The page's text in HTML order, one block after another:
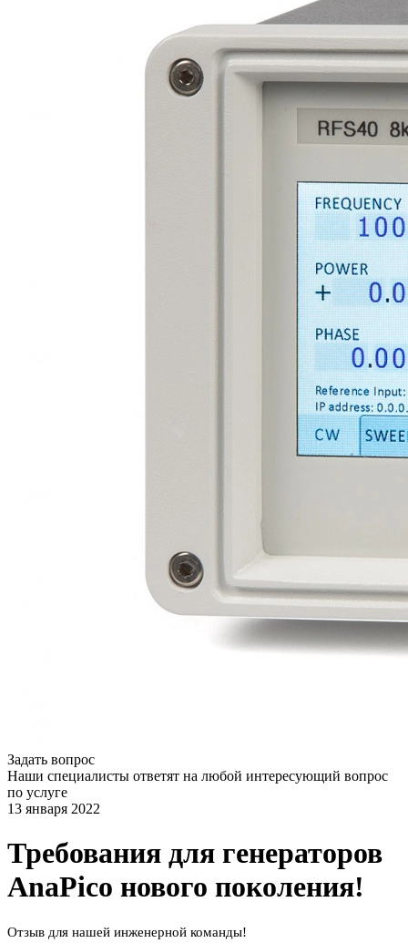
Задать вопрос
Наши специалисты ответят на любой интересующий вопрос
по услуге
13 января 2022
Требования для генераторов
AnaPico нового поколения!
Отзыв для нашей инженерной команды!